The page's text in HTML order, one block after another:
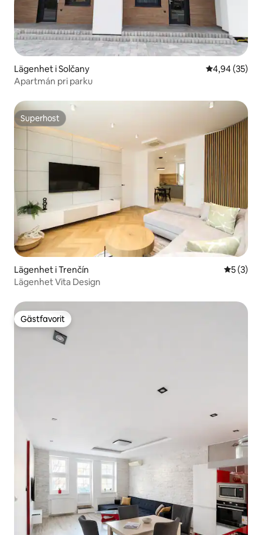
Lägenhet i Solčany 4,94 av 5 i
4,94 (35)
Apartmán pri parku
Superhost
Superhost
Lägenhet i Trenčín 5 av 5 i
5 (3)
Lägenhet Vita Design
Gästfavorit
Gästfavorit